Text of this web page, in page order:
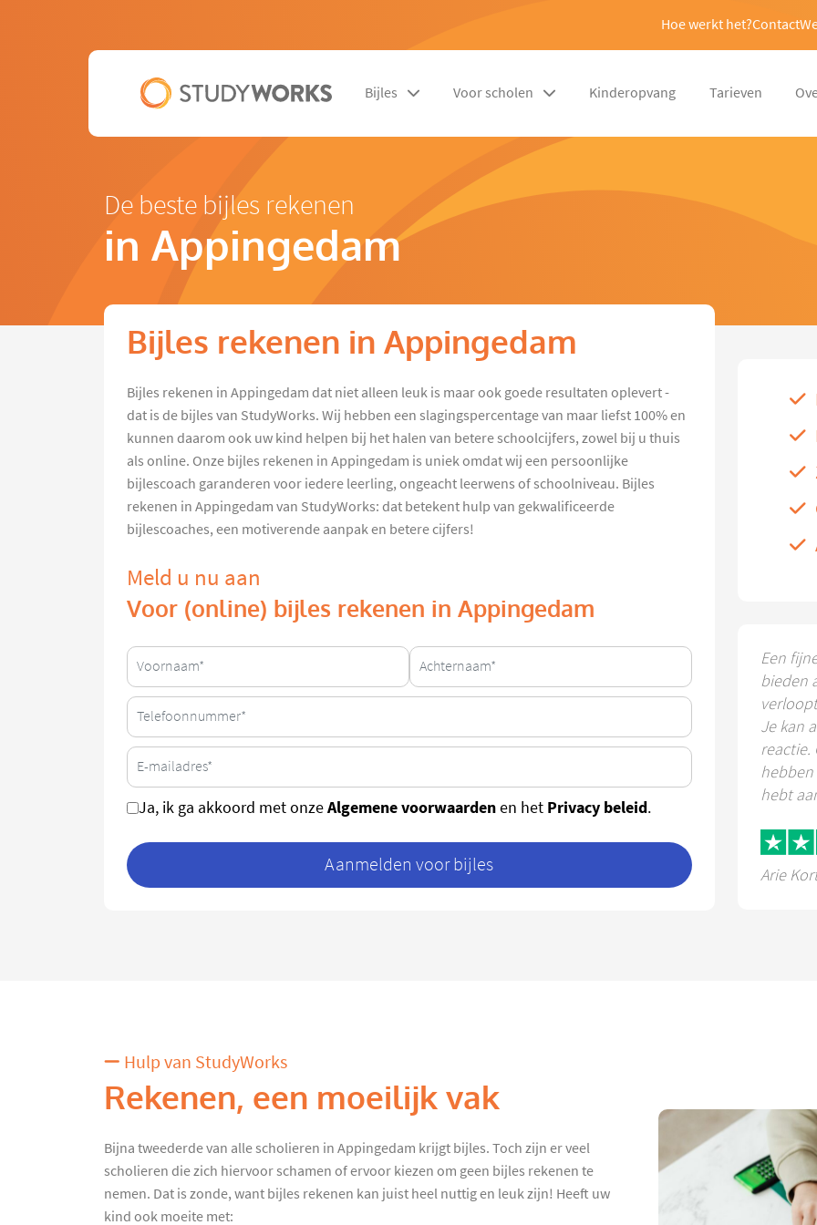
Hoe werkt het?Contact
Bijles Voor scholen Kinderopvang Tarieven
De beste bijles rekenen
in Appingedam
Bijles rekenen in Appingedam
Bijles rekenen in Appingedam dat niet alleen leuk is maar ook goede resultaten oplevert -
dat is de bijles van StudyWorks. Wij hebben een slagingspercentage van maar liefst 100% en
kunnen daarom ook uw kind helpen bij het halen van betere schoolcijfers, zowel bij u thuis
als online. Onze bijles rekenen in Appingedam is uniek omdat wij een persoonlijke
bijlescoach garanderen voor iedere leerling, ongeacht leerwens of schoolniveau. Bijles
rekenen in Appingedam van StudyWorks: dat betekent hulp van gekwalificeerde
bijlescoaches, een motiverende aanpak en betere cijfers!
Meld u nu aan
Voor (online) bijles rekenen in Appingedam
Ja, ik ga akkoord met onzeAlgemene voorwaardenen het Privacy beleid.
Aanmelden voor bijles
Een
bieden
Je kan
reactie.
hebben
hebt
Arie
Hulp van StudyWorks
Rekenen, een moeilijk vak
Bijna tweederde van alle scholieren in Appingedam krijgt bijles. Toch zijn er veel
scholieren die zich hiervoor schamen of ervoor kiezen om geen bijles rekenen te
nemen. Dat is zonde, want bijles rekenen kan juist heel nuttig en leuk zijn! Heeft uw
kind ook moeite met: